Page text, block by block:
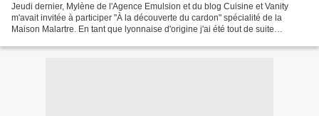
Jeudi dernier, Mylène de l'Agence Emulsion et du blog Cuisine et Vanity
m'avait invitée à participer "À la découverte du cardon" spécialité de la
Maison Malartre. En tant que lyonnaise d'origine j'ai été tout de suite